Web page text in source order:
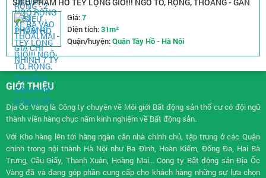
PHỐ, GẦN Ô TÔGiá:7
Diện tích:31m²
Quận/huyện:Quận Tây Hồ - Hà Nội
GIỚI THIỆU
Địa Ốc Vàng là Công ty chuyên về Môi giới Bất động sảnthổ cư có đội ngũ
thành viên hàng chục năm kinh nghiệm về Bất động sản.
Với Kho hàng lên tới hàng ngàn căn nhà chính chủ, tập trung ở các Quận
chính trong nội thành Hà Nội như Ba Đình, Hoàn Kiếm, Đống Đa, Hai Bà
Trưng, Cầu Giấy, Thanh Xuân, Hoàng Mai... Công ty Bất động sản Địa Ốc
Vàng đã và đang góp phần cung cấp cho khách hàng những sự lựa chọn